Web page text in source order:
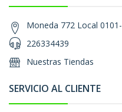
Moneda 772 Local
226334439
Nuestras Tiendas
SERVICIO AL CLIENTE